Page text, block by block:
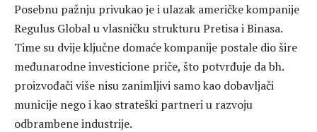
Posebnu pažnju privukao je i ulazak američke kompanije
Regulus Global u vlasničku strukturu Pretisa i Binasa.
Time su dvije ključne domaće kompanije postale dio šire
međunarodne investicione priče, što potvrđuje da bh.
proizvođači više nisu zanimljivi samo kao dobavljači
municije nego i kao strateški partneri u razvoju
odbrambene industrije.